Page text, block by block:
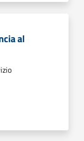
al